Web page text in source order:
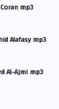
mp3
Alafasy mp3
Al-Ajmi mp3